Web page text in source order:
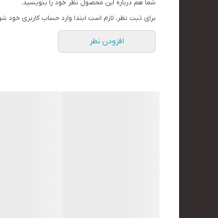
شما هم درباره این محصول نظر خود را بنویسید.
برای ثبت نظر، لازم است ابتدا وارد حساب کاربری خود
افزودن نظر